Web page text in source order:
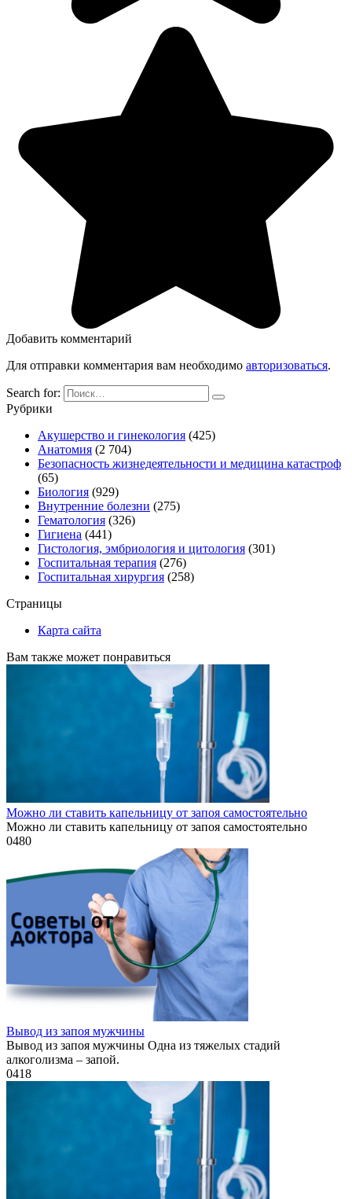
Добавить комментарий
Для отправки комментария вам необходимо авторизоваться.
Search for:
Рубрики
Акушерство и гинекология (425)
Анатомия (2 704)
Безопасность жизнедеятельности и медицина катастроф
(65)
Биология (929)
Внутренние болезни (275)
Гематология (326)
Гигиена (441)
Гистология, эмбриология и цитология (301)
Госпитальная терапия (276)
Госпитальная хирургия (258)
Страницы
Карта сайта
Вам также может понравиться
Можно ли ставить капельницу от запоя самостоятельно
Можно ли ставить капельницу от запоя самостоятельно
0480
Вывод из запоя мужчины
Вывод из запоя мужчины Одна из тяжелых стадий
алкоголизма – запой.
0418